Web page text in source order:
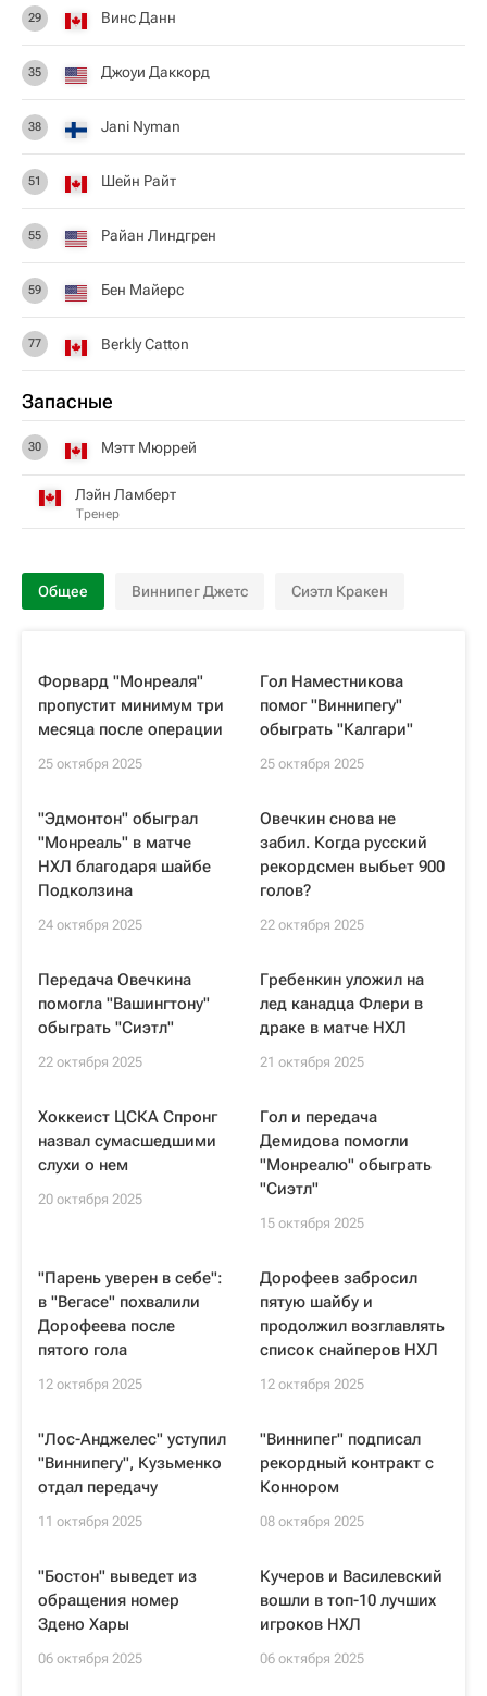
29 Винс Данн
35 Джоуи Даккорд
38 Jani Nyman
51 Шейн Райт
55 Райан Линдгрен
59 Бен Майерс
77 Berkly Catton
Запасные
30 Мэтт Мюррей
Лэйн Ламберт
Тренер
Общее Виннипег Джетс Сиэтл Кракен
Форвард "Монреаля"
пропустит минимум три
месяца после операции
25 октября 2025
Гол Наместникова
помог "Виннипегу"
обыграть "Калгари"
25 октября 2025
"Эдмонтон" обыграл
"Монреаль" в матче
НХЛ благодаря шайбе
Подколзина
24 октября 2025
Овечкин снова не
забил. Когда русский
рекордсмен выбьет 900
голов?
22 октября 2025
Передача Овечкина
помогла "Вашингтону"
обыграть "Сиэтл"
22 октября 2025
Гребенкин уложил на
лед канадца Флери в
драке в матче НХЛ
21 октября 2025
Хоккеист ЦСКА Спронг
назвал сумасшедшими
слухи о нем
20 октября 2025
Гол и передача
Демидова помогли
"Монреалю" обыграть
"Сиэтл"
15 октября 2025
"Парень уверен в себе":
в "Вегасе" похвалили
Дорофеева после
пятого гола
12 октября 2025
Дорофеев забросил
пятую шайбу и
продолжил возглавлять
список снайперов НХЛ
12 октября 2025
"Лос-Анджелес" уступил
"Виннипегу", Кузьменко
отдал передачу
11 октября 2025
"Виннипег" подписал
рекордный контракт с
Коннором
08 октября 2025
"Бостон" выведет из
обращения номер
Здено Хары
06 октября 2025
Кучеров и Василевский
вошли в топ-10 лучших
игроков НХЛ
06 октября 2025